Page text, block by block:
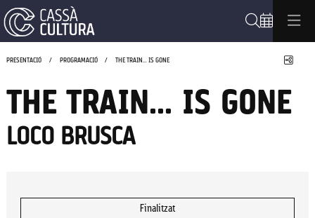
PRESENTACIÓ PROGRAMACIÓ THE TRAIN... IS GONE
THE TRAIN... IS GONE
LOCO BRUSCA
Finalitzat